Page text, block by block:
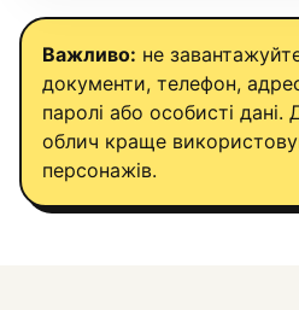
Важливо: не
документи, телефон,
паролі або особисті дані.
облич краще
персонажів.